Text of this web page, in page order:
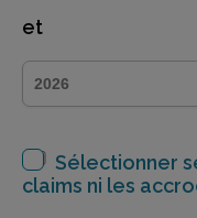
et
Sélectionner
claims ni les